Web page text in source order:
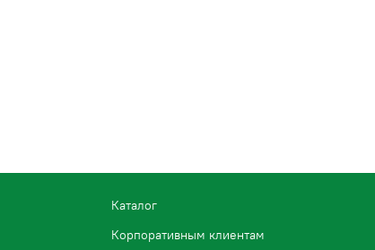
Каталог
Корпоративным клиентам